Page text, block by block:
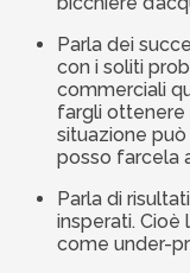
Parla dei
con i soliti
commerciali
fargli ottenere
situazione può
posso farcela
Parla di
insperati.
come under-